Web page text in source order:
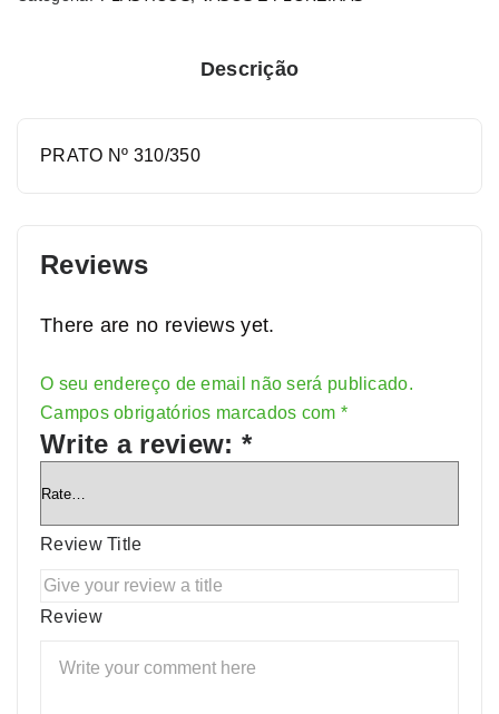
Descrição
PRATO Nº 310/350
Reviews
There are no reviews yet.
O seu endereço de email não será publicado.
Campos obrigatórios marcados com *
Write a review: *
Review Title
Review
Alternative: